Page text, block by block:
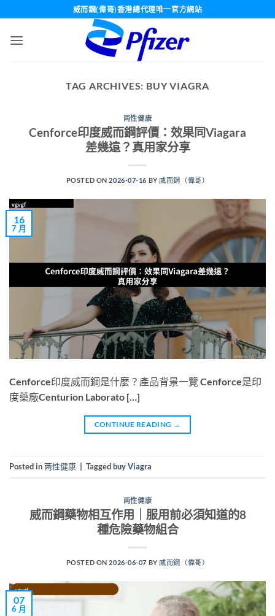
content
威而鋼(偉哥)香港總代理唯一官方網站
TAG ARCHIVES: BUY VIAGRA
两性健康
Cenforce印度威而鋼評價：效果同Viagara
差幾遠？真用家分享
POSTED ON2026-07-16 BY 威而鋼（偉哥）
16
7 月
Cenforce印度威而鋼是什麼？產品背景一覽 Cenforce是印
度藥廠Centurion Laborato […]
CONTINUE READING →
Posted in两性健康 Taggedbuy Viagra
两性健康
威而鋼藥物相互作用｜服用前必須知道的8
種危險藥物組合
POSTED ON2026-06-07 BY 威而鋼（偉哥）
07
6 月